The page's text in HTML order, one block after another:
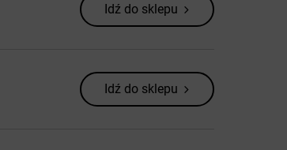
Idź do sklepu
Idź do sklepu